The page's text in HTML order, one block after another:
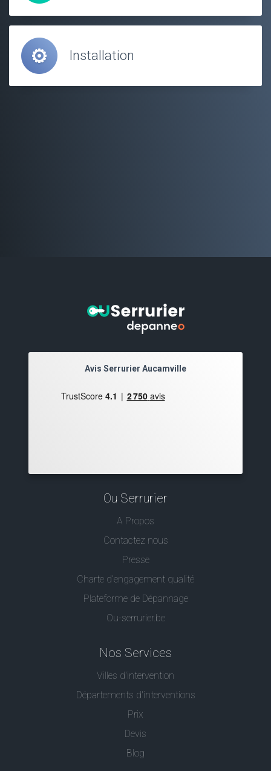
Installation
Avis Serrurier Aucamville
Ou Serrurier
A Propos
Contactez nous
Presse
Charte d’engagement qualité
Plateforme de Dépannage
Ou-serrurier.be
Nos Services
Villes d'intervention
Départements d'interventions
Prix
Devis
Blog